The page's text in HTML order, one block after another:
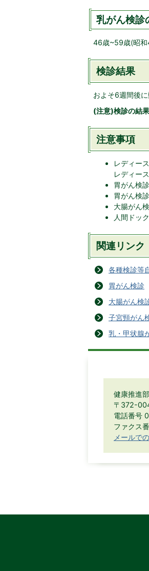
乳がん検診
46歳~59歳(昭
検診結果
およそ6週間後に
(注意)検診の結
注意事項
レディー
レディー
胃がん検
胃がん検
大腸がん
人間ドッ
関連リンク
各種検診等
胃がん検診
大腸がん検
子宮頸がん
乳・甲状腺
健康推進
〒372-
電話番号
ファクス
メールで